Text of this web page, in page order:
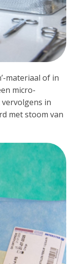
materiaal of in
micro-
in
met stoom van